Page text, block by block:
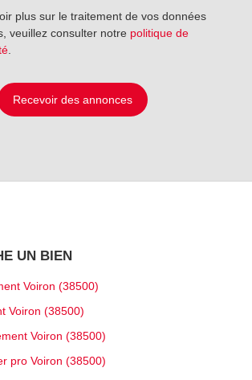
plus sur le traitement de vos données
veuillez consulter notre politique de
.
Recevoir des annonces
UN BIEN
Voiron (38500)
Voiron (38500)
Voiron (38500)
pro Voiron (38500)